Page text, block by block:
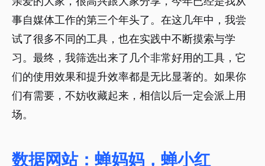
事自媒体工作的第三个年头了。在这几年中，我尝
试了很多不同的工具，也在实践中不断摸索与学
习。最终，我筛选出来了几个非常好用的工具，它
们的使用效果和提升效率都是无比显著的。如果你
们有需要，不妨收藏起来，相信以后一定会派上用
场。
数据网站：蝉妈妈，蝉小红